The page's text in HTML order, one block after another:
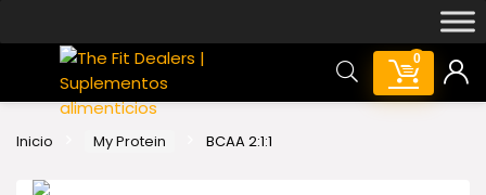
0
Inicio My Protein BCAA 2:1:1